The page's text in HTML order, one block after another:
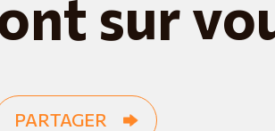
sur
PARTAGER